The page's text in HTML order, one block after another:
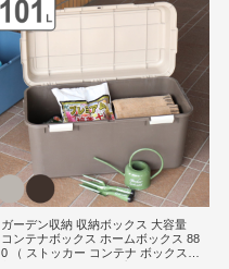
ガーデン収納 収納ボックス 大容量
コンテナボックス ホームボックス 88
0 （ ストッカー コンテナ ボックス